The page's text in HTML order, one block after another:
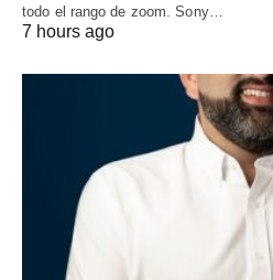
todo el rango de zoom. Sony…
7 hours ago